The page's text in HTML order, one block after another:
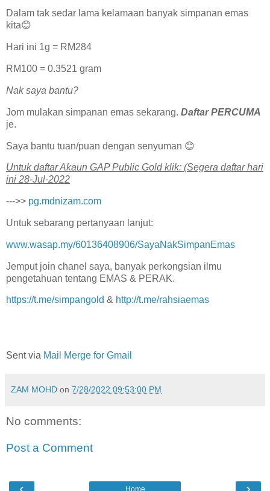
Dalam tak sedar lama kelamaan banyak simpanan emas
kita😊
Hari ini 1g = RM284
RM100 = 0.3521 gram
Nak saya bantu?
Jom mulakan simpanan emas sekarang. Daftar PERCUMA
je.
Saya bantu tuan/puan dengan senyuman 😊
U͏n͏t͏u͏k͏ d͏a͏f͏t͏a͏r͏ A͏k͏a͏u͏n͏ G͏A͏P͏ P͏u͏b͏l͏i͏c͏ G͏o͏l͏d͏ k͏l͏i͏k͏: (Segera daftar hari
ini 28-Jul-2022
--->> pg.mdnizam.com
Untuk sebarang pertanyaan lanjut:
www.wasap.my/60136408906/SayaNakSimpanEmas
Jemput join chanel saya, banyak perkongsian ilmu
pengetahuan tentang EMAS & PERAK.
https://t.me/simpangold & http://t.me/rahsiaemas
Sent via Mail Merge for Gmail
ZAM MOHD on 7/28/2022 09:53:00 PM
No comments:
Post a Comment
Home